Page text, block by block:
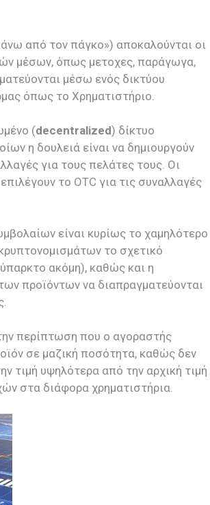
από τον πάγκο») αποκαλούνται οι
μέσων, όπως μετοχες, παράγωγα,
μέσω ενός δικτύου
όπως το Χρηματιστήριο.
(decentralized) δίκτυο
η δουλειά είναι να δημιουργούν
για τους πελάτες τους. Οι
το OTC για τις συναλλαγές
είναι κυρίως το χαμηλότερο
το σχετικό
ακόμη), καθώς και η
προϊόντων να διαπραγματεύονται
περίπτωση που ο αγοραστής
σε μαζική ποσότητα, καθώς δεν
τιμή υψηλότερα από την αρχική τιμή
στα διάφορα χρηματιστήρια.